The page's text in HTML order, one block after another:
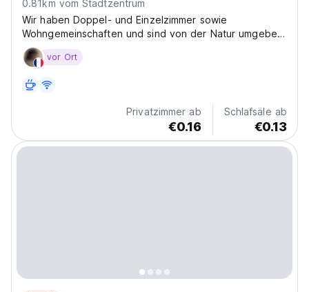
0.81km vom Stadtzentrum
Wir haben Doppel- und Einzelzimmer sowie
Wohngemeinschaften und sind von der Natur umgeben
...
vor Ort
Privatzimmer ab
€0.16
Schlafsäle ab
€0.13